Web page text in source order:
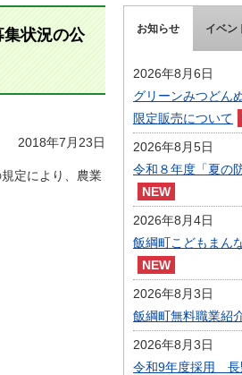
就労支援
農林業振興
届出・証明
令・規制
企業の税金
入札・契約
指定管理者
人材募集
状況の公
2018年7月23日
定により、農業
お知らせ イベン
2026年8月6日
グリーンみつどん
限定販売について
2026年8月5日
令和８年度「夏の
2026年8月4日
飯綱町こどもまん
2026年8月3日
飯綱町無料職業紹
2026年8月3日
令和9年度採用 長